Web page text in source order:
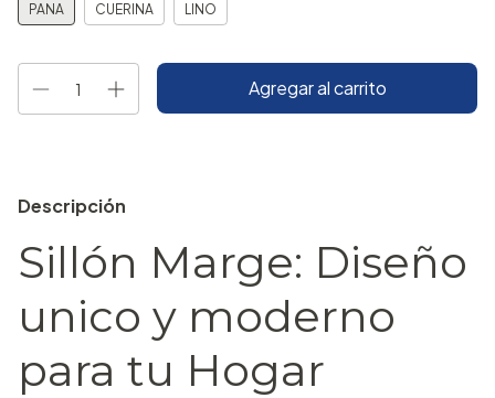
PANA CUERINA LINO
Descripción
Sillón Marge: Diseño
unico y moderno
para tu Hogar